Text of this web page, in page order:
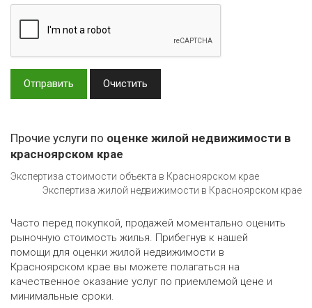
Отправить Очистить
Прочие услуги по оценке жилой недвижимости в
красноярском крае
Экспертиза стоимости объекта в Красноярском крае
Экспертиза жилой недвижимости в Красноярском крае
Часто перед покупкой, продажей моментально оценить
рыночную стоимость жилья. Прибегнув к нашей
помощи для оценки жилой недвижимости в
Красноярском крае вы можете полагаться на
качественное оказание услуг по приемлемой цене и
минимальные сроки.